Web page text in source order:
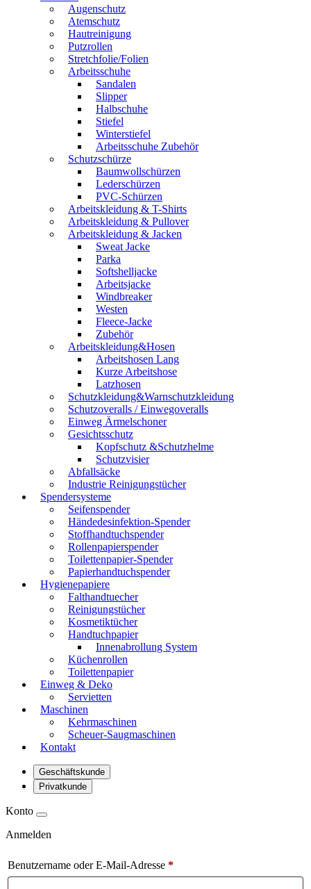
Augenschutz
Atemschutz
Hautreinigung
Putzrollen
Stretchfolie/Folien
Arbeitsschuhe
Sandalen
Slipper
Halbschuhe
Stiefel
Winterstiefel
Arbeitsschuhe Zubehör
Schutzschürze
Baumwollschürzen
Lederschürzen
PVC-Schürzen
Arbeitskleidung & T-Shirts
Arbeitskleidung & Pullover
Arbeitskleidung & Jacken
Sweat Jacke
Parka
Softshelljacke
Arbeitsjacke
Windbreaker
Westen
Fleece-Jacke
Zubehör
Arbeitskleidung&Hosen
Arbeitshosen Lang
Kurze Arbeitshose
Latzhosen
Schutzkleidung&Warnschutzkleidung
Schutzoveralls / Einwegoveralls
Einweg Ärmelschoner
Gesichtsschutz
Kopfschutz &Schutzhelme
Schutzvisier
Abfallsäcke
Industrie Reinigungstücher
Spendersysteme
Seifenspender
Händedesinfektion-Spender
Stoffhandtuchspender
Rollenpapierspender
Toilettenpapier-Spender
Papierhandtuchspender
Hygienepapiere
Falthandtuecher
Reinigungstücher
Kosmetiktücher
Handtuchpapier
Innenabrollung System
Küchenrollen
Toilettenpapier
Einweg & Deko
Servietten
Maschinen
Kehrmaschinen
Scheuer-Saugmaschinen
Kontakt
Geschäftskunde
Privatkunde
Konto
Anmelden
Benutzername oder E-Mail-Adresse *